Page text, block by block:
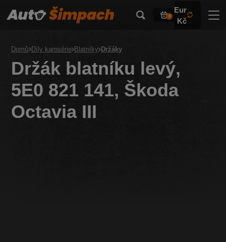
0
Eur
Kč
Domů Díly karosérie Blatníky Držáky
Držák blatníku levý,
5E0 821 141, Škoda
Octavia III